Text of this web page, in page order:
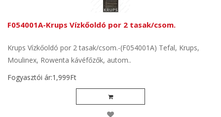
F054001A-Krups Vízkőoldó por 2 tasak/csom.
Krups Vízkőoldó por 2 tasak/csom.-(F054001A) Tefal, Krups,
Moulinex, Rowenta kávéfőzők, autom..
Fogyasztói ár:1,999Ft